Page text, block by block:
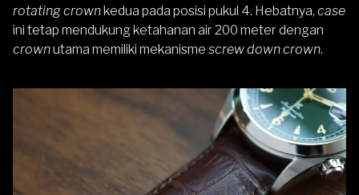
rotating crownkedua pada posisi pukul 4. Hebatnya, case
ini tetap mendukung ketahanan air 200 meter dengan
crownutama memiliki mekanisme screw down crown.